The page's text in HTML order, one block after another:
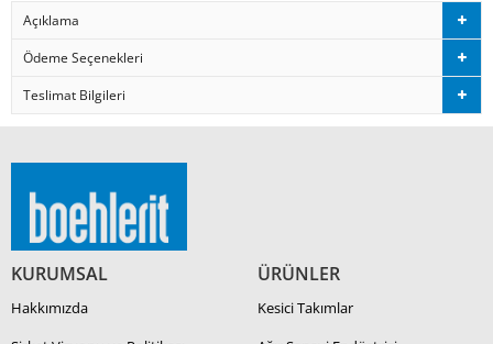
Açıklama
Ödeme Seçenekleri
Teslimat Bilgileri
KURUMSAL
Hakkımızda
ÜRÜNLER
Kesici Takımlar